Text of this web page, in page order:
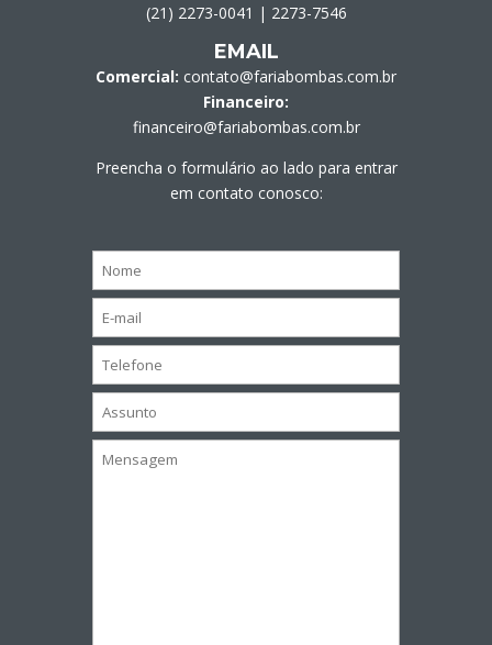
(21) 2273-0041 | 2273-7546
EMAIL
Comercial: contato@fariabombas.com.br
Financeiro:
financeiro@fariabombas.com.br
Preencha o formulário ao lado para entrar
em contato conosco: